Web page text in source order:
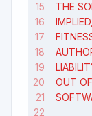
THE
OUT